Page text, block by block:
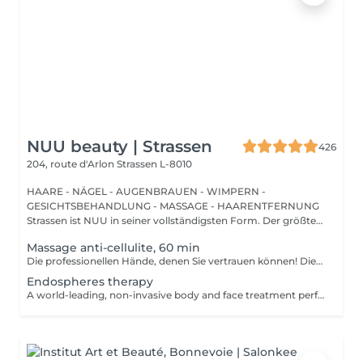
NUU beauty | Strassen
426
204, route d'Arlon Strassen L-8010
HAARE - NÄGEL - AUGENBRAUEN - WIMPERN -
GESICHTSBEHANDLUNG - MASSAGE - HAARENTFERNUNG
Strassen ist NUU in seiner vollständigsten Form. Der größte
Massage anti-cellulite, 60 min
Die professionellen Hände, denen Sie vertrauen können! Die Massage ist die Praxis des Knetens oder Manipulierens der Muskeln und anderer Weichteile einer Person, um Stress zu reduzieren, Muskelschmerzen zu lindern, die Entspannung zu fördern und die Funktion des Immunsystems zu verbessern. Vorteile einer Anti-Cellulite-Massage: - verbessert die Durchblutung - beseitigt Stauungen in der Haut - aktiviert Stoffwechselprozesse in Zellen und Geweben - Muskeln und Gewebe werden mit Sauerstoff und Mineralien versorgt - die Haut wird glatt und elastisch Wie wird eine Anti-Cellulite-Massage durchgeführt? - der Rücken wird massiert - Arme werden massiert - Beine werden massiert - der Bauch wird massiert Altersbeschränkungen: empfohlen ab 16 Jahren. Empfehlungen nach dem Eingriff: nach dem Eingriff 2-3 Stunden keinen Sport und plötzliche Bewegungen machen. Frequenz: 2-3 Mal pro Woche, insgesamt 10 Mal. Wiederholen Sie den Eingriff alle 3-6 Monate.
Endospheres therapy
A world-leading, non-invasive body and face treatment performed using the original 3rd-generation Endospheres® technology one of the most advanced solutions on the market for sculpting, drainage, and skin firming. This Italian medical technology combines microvibration, deep lymphatic drainage, and muscle stimulation to deliver visible results from the very first session. Why Endospheres® at NUU: Original 3rd-generation Endospheres® device · Authentic Italian technology · Instant lightness, firmness, and contouring · Safe, natural, and highly effective · No downtime Key benefits: Reduces cellulite and water retention Improves blood and lymphatic circulation Firms and tightens the skin Relieves muscle tension and heaviness Stimulates collagen and natural glow A.F.T. (Abdominal Fat Treatment) Advanced thermal and vacuum technology designed to activate fat metabolism, enhance lymphatic drainage, and sculpt the abdominal area safely and comfortably. Recommended from: 18+ Post-care: No downtime Frequency: Course recommended for optimal results Results are visible and progressive with regular sessions.